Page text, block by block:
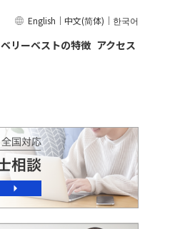
English ｜ 中文(简体) ｜ 한국어
ベリーベストの特徴 アクセス